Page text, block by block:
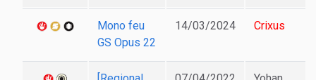
Mono feu
GS Opus 22
14/03/2024 Crixus